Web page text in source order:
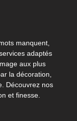
manquent,
adaptés
aux plus
la décoration,
Découvrez nos
et finesse.